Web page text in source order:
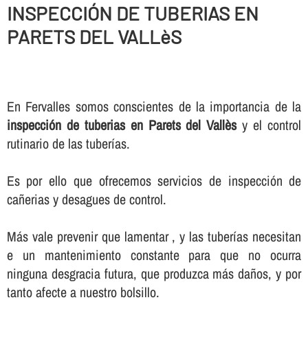
INSPECCIÓN DE TUBERIAS EN
PARETS DEL VALLèS
En Fervalles somos conscientes de la importancia de la
inspección de tuberias en Parets del Vallèsy el control
rutinario de las tuberí­as.
Es por ello que ofrecemos servicios de inspección de
cañerias y desagues de control.
Más vale prevenir que lamentar , y las tuberí­as necesitan
e un mantenimiento constante para que no ocurra
ninguna desgracia futura, que produzca más daños, y por
tanto afecte a nuestro bolsillo.